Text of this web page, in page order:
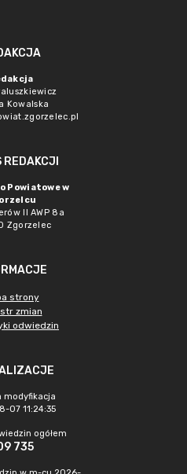
Kowalska
REDAKCJI
Powiatowe w
II AWP 8a
Zgorzelec
strony
zmian
odwiedzin
modyfikacja
07 11:24:35
ogółem
735